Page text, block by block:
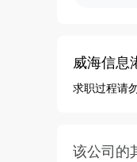
威海信息
求职过程请
该公司的